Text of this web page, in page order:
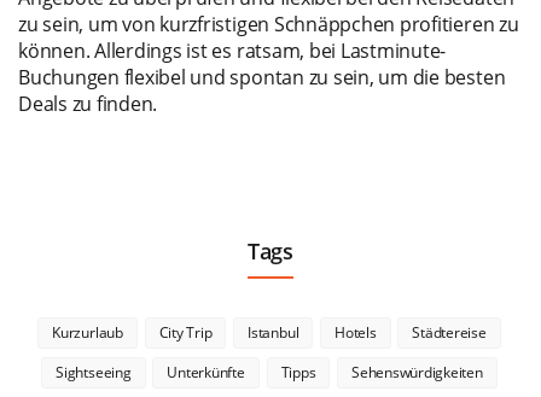
zu sein, um von kurzfristigen Schnäppchen profitieren zu
können. Allerdings ist es ratsam, bei Lastminute-
Buchungen flexibel und spontan zu sein, um die besten
Deals zu finden.
Tags
Kurzurlaub City Trip Istanbul Hotels
Städtereise
Sightseeing
Unterkünfte Tipps Sehenswürdigkeiten